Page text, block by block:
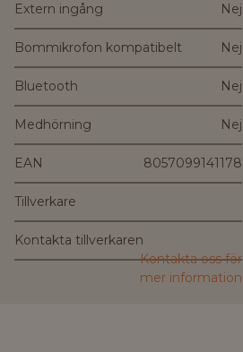
Extern ingång Nej
Bommikrofon kompatibelt Nej
Bluetooth Nej
Medhörning Nej
EAN 8057099141178
Tillverkare
Kontakta tillverkaren
Kontakta oss för
mer information